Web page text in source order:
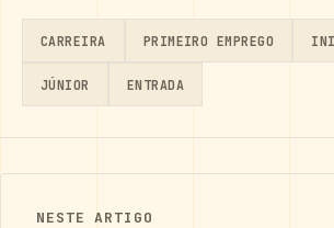
CARREIRA PRIMEIRO EMPREGO
JÚNIOR ENTRADA
NESTE ARTIGO